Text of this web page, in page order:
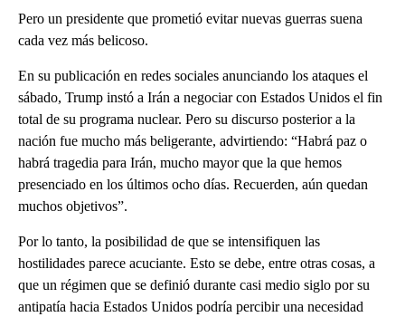
Pero un presidente que prometió evitar nuevas guerras suena
cada vez más belicoso.
En su publicación en redes sociales anunciando los ataques el
sábado, Trump instó a Irán a negociar con Estados Unidos el fin
total de su programa nuclear. Pero su discurso posterior a la
nación fue mucho más beligerante, advirtiendo: “Habrá paz o
habrá tragedia para Irán, mucho mayor que la que hemos
presenciado en los últimos ocho días. Recuerden, aún quedan
muchos objetivos”.
Por lo tanto, la posibilidad de que se intensifiquen las
hostilidades parece acuciante. Esto se debe, entre otras cosas, a
que un régimen que se definió durante casi medio siglo por su
antipatía hacia Estados Unidos podría percibir una necesidad